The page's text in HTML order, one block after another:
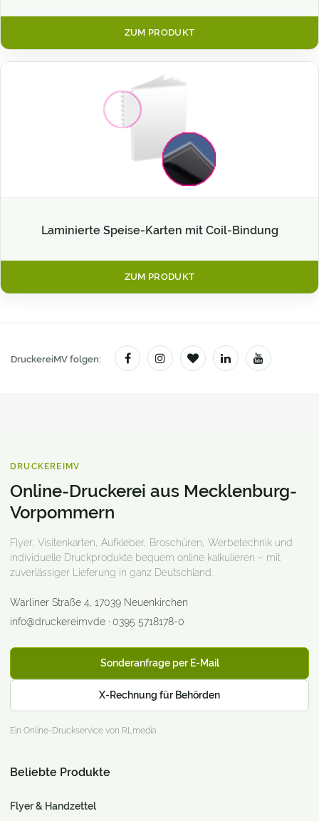
ZUM PRODUKT
Laminierte Speise-Karten mit Coil-Bindung
ZUM PRODUKT
DruckereiMV folgen:
DRUCKEREIMV
Online-Druckerei aus Mecklenburg-
Vorpommern
Flyer, Visitenkarten, Aufkleber, Broschüren, Werbetechnik und
individuelle Druckprodukte bequem online kalkulieren – mit
zuverlässiger Lieferung in ganz Deutschland.
Warliner Straße 4 17039 Neuenkirchen
info@druckereimv.de · 0395 5718178-0
Sonderanfrage per E-Mail
X-Rechnung für Behörden
Ein Online-Druckservice von RLmedia
Beliebte Produkte
Flyer & Handzettel